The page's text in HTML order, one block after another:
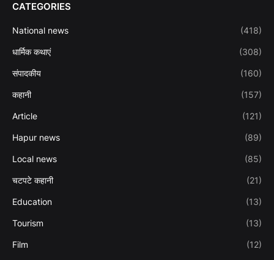
CATEGORIES
National news (418)
धार्मिक कथाएं (308)
संपादकीय (160)
कहानी (157)
Article (121)
Hapur news (89)
Local news (85)
चटपटे कहानी (21)
Education (13)
Tourism (13)
Film (12)